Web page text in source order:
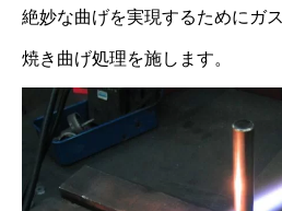
絶妙な曲げを実現するためにガ
焼き曲げ処理を施します。